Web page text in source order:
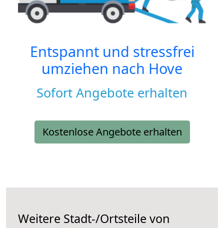
Entspannt und stressfrei
umziehen nach Hove
Sofort Angebote erhalten
Kostenlose Angebote erhalten
Weitere Stadt-/Ortsteile von